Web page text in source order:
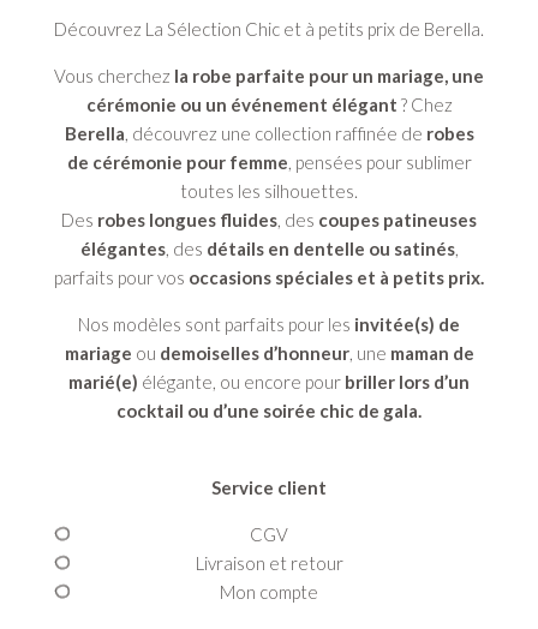
Découvrez La Sélection Chic et à petits prix de Berella.
Vous cherchez la robe parfaite pour un mariage, une
cérémonie ou un événement élégant ? Chez
Berella, découvrez une collection raffinée de robes
de cérémonie pour femme, pensées pour sublimer
toutes les silhouettes.
Des robes longues fluides, des coupes patineuses
élégantes, des détails en dentelle ou satinés,
parfaits pour vos occasions spéciales et à petits prix.
Nos modèles sont parfaits pour les invitée(s) de
mariage ou demoiselles d’honneur, une maman de
marié(e) élégante, ou encore pour briller lors d’un
cocktail ou d’une soirée chic de gala.
Service client
CGV
Livraison et retour
Mon compte